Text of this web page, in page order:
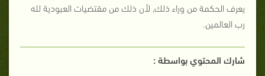
يعرف الحكمة من وراء ذلك, لأن ذلك من مقتضيات العبودية لله
رب العالمين.
شارك المحتوي بواسطة :